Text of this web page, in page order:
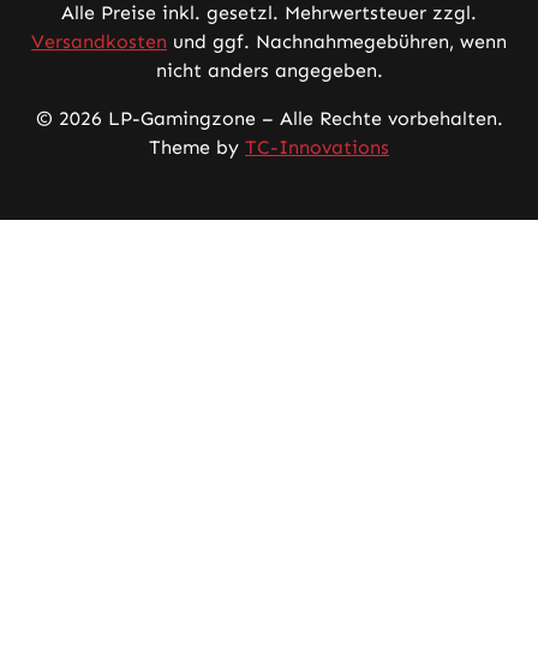
Alle Preise inkl. gesetzl. Mehrwertsteuer zzgl.
Versandkosten und ggf. Nachnahmegebühren, wenn
nicht anders angegeben.
© 2026 LP-Gamingzone – Alle Rechte vorbehalten.
Theme by TC-Innovations